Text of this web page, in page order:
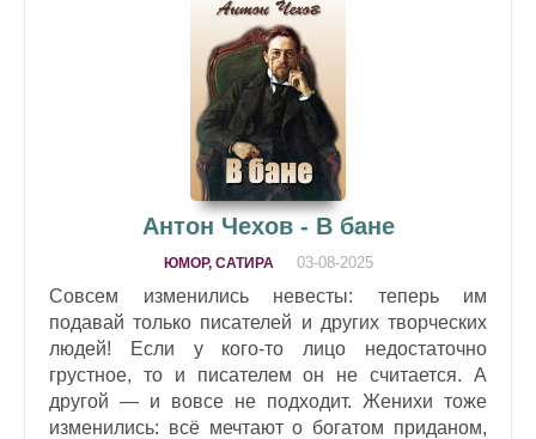
Антон Чехов - В бане
ЮМОР, САТИРА 03-08-2025
Совсем изменились невесты: теперь им
подавай только писателей и других творческих
людей! Если у кого-то лицо недостаточно
грустное, то и писателем он не считается. А
другой — и вовсе не подходит. Женихи тоже
изменились: всё мечтают о богатом приданом,